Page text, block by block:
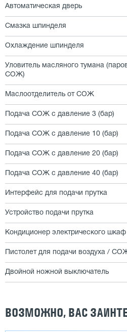
Автоматическая дверь
Смазка шпинделя
Охлаждение шпинделя
Уловитель масляного тумана
СОЖ)
Маслоотделитель от СОЖ
Подача СОЖ с давление 3 (бар)
Подача СОЖ с давление 10 (бар)
Подача СОЖ с давление 20 (бар)
Подача СОЖ с давление 40 (бар)
Интерфейс для подачи прутка
Устройство подачи прутка
Кондиционер электрического шкаф
Пистолет для подачи воздуха /
Двойной ножной выключатель
ВОЗМОЖНО, ВАС